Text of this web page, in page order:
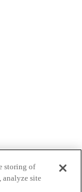
storing of
analyze site